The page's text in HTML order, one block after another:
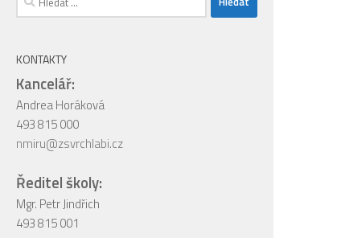
KONTAKTY
Kancelář:
Andrea Horáková
493 815 000
nmiru@zsvrchlabi.cz
Ředitel školy:
Mgr. Petr Jindřich
493 815 001